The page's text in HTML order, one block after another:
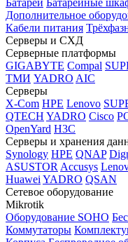
Батареи Батарейные
Дополнительное
Кабели питания
Серверы и СХД
Серверные платформы
GIGABYTE Compal
ТМИ YADRO AIC
Серверы
X-Com HPE Lenovo
QTECH YADRO Cisco
OpenYard H3C
Серверы и хранения
Synology HPE QNAP
ASUSTOR Accusys
Huawei YADRO QSAN
Сетевое оборудование
Mikrotik
Оборудование SOHO
Коммутаторы